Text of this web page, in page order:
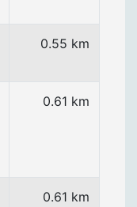
0.55 km
0.61 km
0.61 km